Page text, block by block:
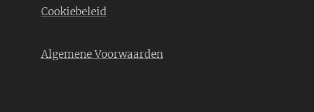
Cookiebeleid
Algemene Voorwaarden